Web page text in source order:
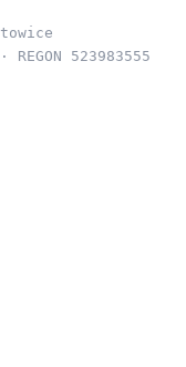
523983555